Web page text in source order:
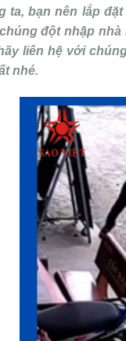
ta, bạn nên lắp
đột nhập
liên hệ với
nhé.